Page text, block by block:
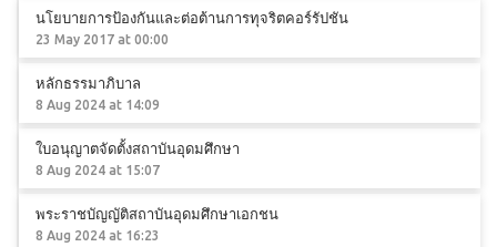
นโยบายการป้องกันและต่อต้านการทุจริตคอร์รัปชัน
23 May 2017 at 00:00
หลักธรรมาภิบาล
8 Aug 2024 at 14:09
ใบอนุญาตจัดตั้งสถาบันอุดมศึกษา
8 Aug 2024 at 15:07
พระราชบัญญัติสถาบันอุดมศึกษาเอกชน
8 Aug 2024 at 16:23